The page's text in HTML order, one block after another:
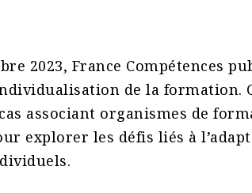
2023, France Compétences
de la formation.
associant organismes de
explorer les défis liés à